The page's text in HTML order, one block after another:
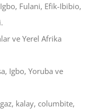
Fulani, Efik-Ibibio,
ve Yerel Afrika
Igbo, Yoruba ve
kalay, columbite,